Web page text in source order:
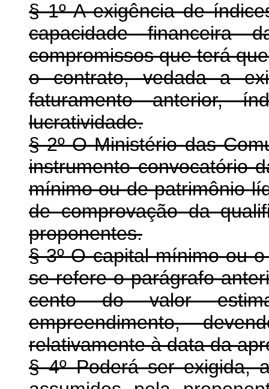
§ 1º A exigência de
capacidade financeira
compromissos que terá
o contrato, vedada a
faturamento anterior,
lucratividade.
§ 2º O Ministério das
instrumento convocatório
mínimo ou de patrimônio
de comprovação da
proponentes.
§ 3º O capital mínimo ou
se refere o parágrafo
cento do valor
empreendimento,
relativamente à data da
§ 4º Poderá ser exigida,